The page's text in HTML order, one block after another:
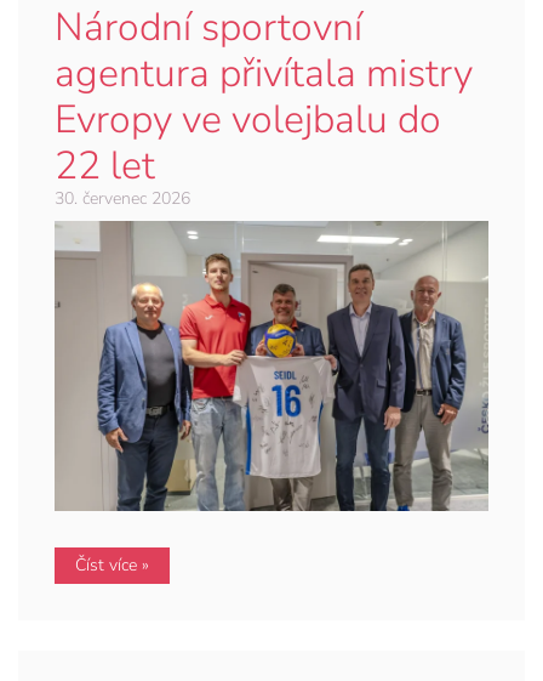
Národní sportovní
agentura přivítala mistry
Evropy ve volejbalu do
22 let
30. červenec 2026
Číst více »